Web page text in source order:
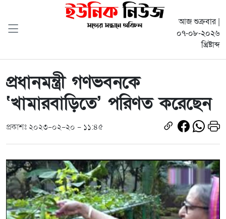
আজ শুক্রবার |
০৭-০৮-২০২৬
খ্রিষ্টাব্দ
প্রধানমন্ত্রী গণভবনকে
‘খামারবাড়িতে’ পরিণত করেছেন
প্রকাশঃ ২০২৩-০২-২০ - ১১:৪৫